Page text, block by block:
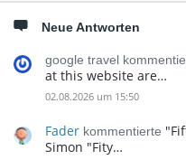
Neue Antworten
google travel
at this website are…
02.08.2026 um 15:50
Fader kommentierte
Simon "Fity…